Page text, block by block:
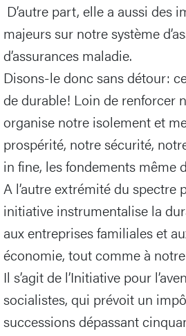
D’autre part, elle a aussi des
majeurs sur notre système
d’assurances maladie.
Disons-le donc sans détour:
de durable! Loin de renforcer
organise notre isolement et
prospérité, notre sécurité,
in fine, les fondements même
A l’autre extrémité du spectre
initiative instrumentalise la
aux entreprises familiales et
économie, tout comme à
Il s’agit de l’Initiative pour
socialistes, qui prévoit un
successions dépassant